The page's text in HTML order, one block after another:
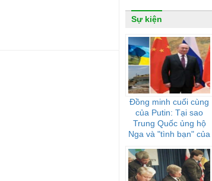
Sự kiện
Đồng minh cuối cùng
của Putin: Tại sao
Trung Quốc ủng hộ
Nga và "tình bạn" của
nào